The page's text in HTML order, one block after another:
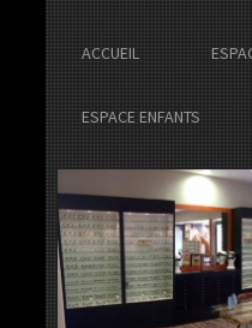
ACCUEIL
ESPACE ENFANTS